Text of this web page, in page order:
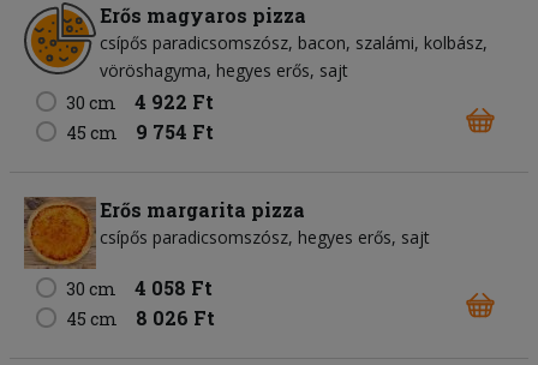
Erős magyaros pizza
csípős paradicsomszósz bacon szalámi kolbász
vöröshagyma hegyes erős sajt
30 cm
4 922 Ft
45 cm 9 754 Ft
Erős margarita pizza
csípős paradicsomszósz hegyes erős sajt
30 cm 4 058 Ft
45 cm 8 026 Ft